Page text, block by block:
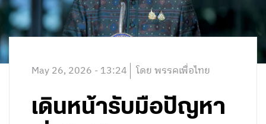
May 26, 2026 - 13:24 โดย พรรคเพื่อไทย
เดินหน้ารับมือปัญหา